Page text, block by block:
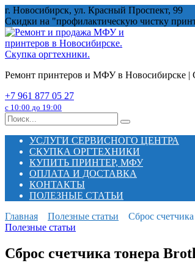
Перейти
к
содержанию
г. Новосибирск, ул. Красный Проспект, 99
Скидки на "профилактическую чистку
Ремонт принтеров и МФУ в Новосибирске |
+7 961 877 05 27
с 10:00 до 19:00
Search
for:
УСЛУГИ СЕРВИСНОГО ЦЕНТРА
СКУПКА ОРГТЕХНИКИ
КУПИТЬ ПРИНТЕР, МФУ
ОПЛАТА И ДОСТАВКА
КОНТАКТЫ
ПОЛЕЗНЫЕ СТАТЬИ
Главная
Полезные статьи
Сброс
Полезные статьи
Сброс счетчика тонера